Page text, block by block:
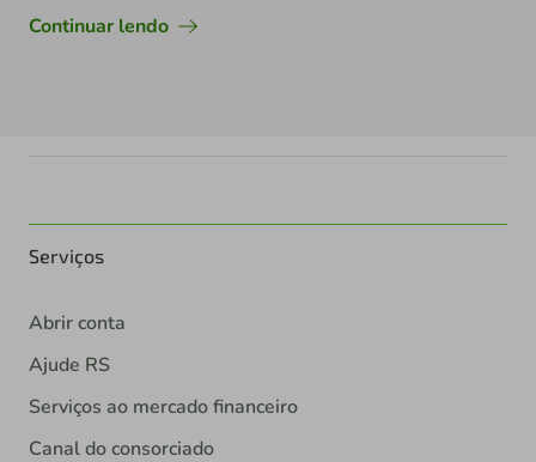
Continuar lendo
Serviços
Abrir conta
Ajude RS
Serviços ao mercado financeiro
Canal do consorciado